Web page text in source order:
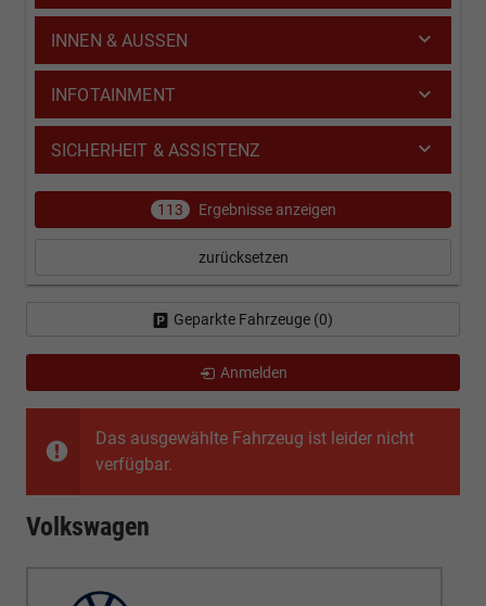
Das ausgewählte Fahrzeug ist leider nicht
verfügbar.
Volkswagen
INNEN & AUSSEN
INFOTAINMENT
SICHERHEIT & ASSISTENZ
113 Ergebnisse anzeigen
zurücksetzen
Geparkte Fahrzeuge (0)
Anmelden